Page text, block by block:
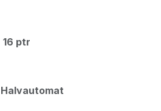
16 ptr
Halvautomat